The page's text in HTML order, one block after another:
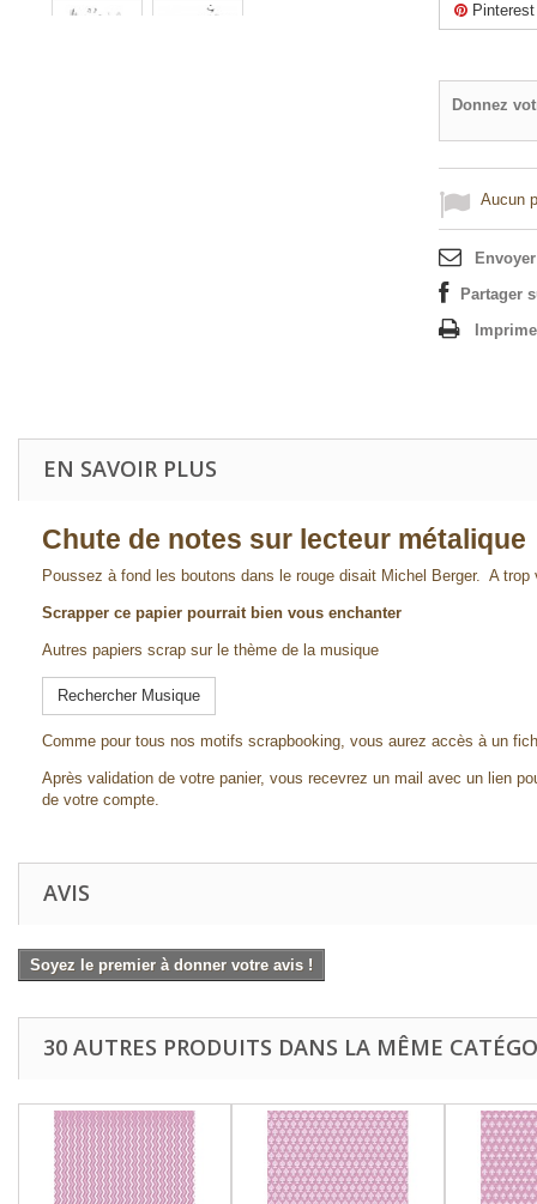
Pinterest
Donnez
Aucun
Partager
EN SAVOIR PLUS
Chute de notes sur lecteur métalique
Poussez à fond les boutons dans le rouge disait Michel Berger. A
Scrapper ce papier pourrait bien vous enchanter
Autres papiers scrap sur le thème de la musique
Rechercher Musique
Comme pour tous nos motifs scrapbooking, vous aurez accès à un
Après validation de votre panier, vous recevrez un mail avec un lien
de votre compte.
AVIS
Soyez le premier à donner votre avis !
30 AUTRES PRODUITS DANS LA MÊME